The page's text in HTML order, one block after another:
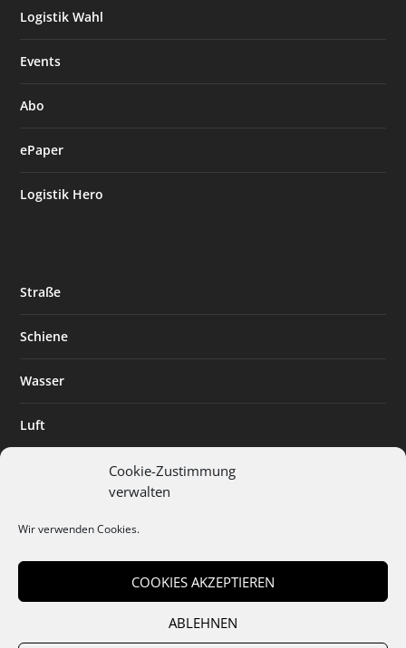
Cookie-Zustimmung
verwalten
Wir verwenden Cookies.
COOKIES AKZEPTIEREN
ABLEHNEN
Logistik Wahl
Events
Abo
ePaper
Logistik Hero
Straße
Schiene
Wasser
Luft
Digitalisierung